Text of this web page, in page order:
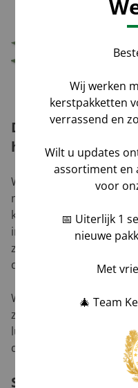
De kracht van
heeft
We leven in een tijd
met wat ze kopen,
kerstpakket dat blijft
investering. Een non-
zorgt voor gebruik,
door.
Wilt u indruk maken?
zoals een JBL-
luxe verpakking of
directie. Kleine details
Samengevat
Wij werken
kerstpakketten
verrassend en
Wilt u updates
assortiment en
voor
📅 Uiterlijk 1
nieuwe
Met
🎄 Team